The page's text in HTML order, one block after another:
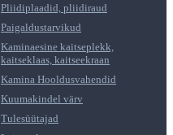
Pliidiplaadid, pliidiraud
Paigaldustarvikud
Kaminaesine kaitseplekk,
kaitseklaas, kaitseekraan
Kamina Hooldusvahendid
Kuumakindel värv
Tulesüütajad